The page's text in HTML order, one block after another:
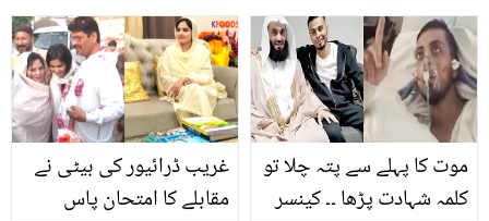
کھجانے سے نجات کا
گھریلو ٹوٹکہ
دانوں کا ایسا فائدہ کہ آپ
انہیں سونے کے بھاؤ بھی
خریدیں گے
غریب ڈرائیور کی بیٹی نے
مقابلے کا امتحان پاس
موت کا پہلے سے پتہ چلا تو
کلمہ شہادت پڑھا ۔۔ کینسر